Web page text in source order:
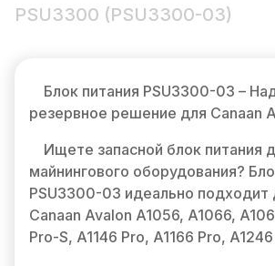
PSU3300 (PSU3300-03)
Блок питания PSU3300-03 –
резервное решение для Canaan
Ищете запасной блок питания
майнингового оборудования?
PSU3300-03 идеально подходит
Canaan Avalon A1056, A1066,
Pro-S, A1146 Pro, A1166 Pro,